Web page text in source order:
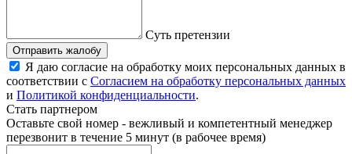
Суть претензии
Отправить жалобу
Я даю согласие на обработку моих персональных данных в
соответствии с Согласием на обработку персональных данных
и Политикой конфиденциальности.
Стать партнером
Оставьте свой номер - вежливый и компетентный менеджер
перезвонит в течение 5 минут (в рабочее время)